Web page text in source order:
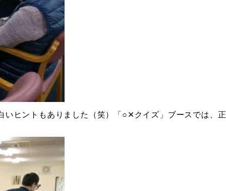
ヒントもありました（笑）「 ○✕クイズ」ブースでは、正